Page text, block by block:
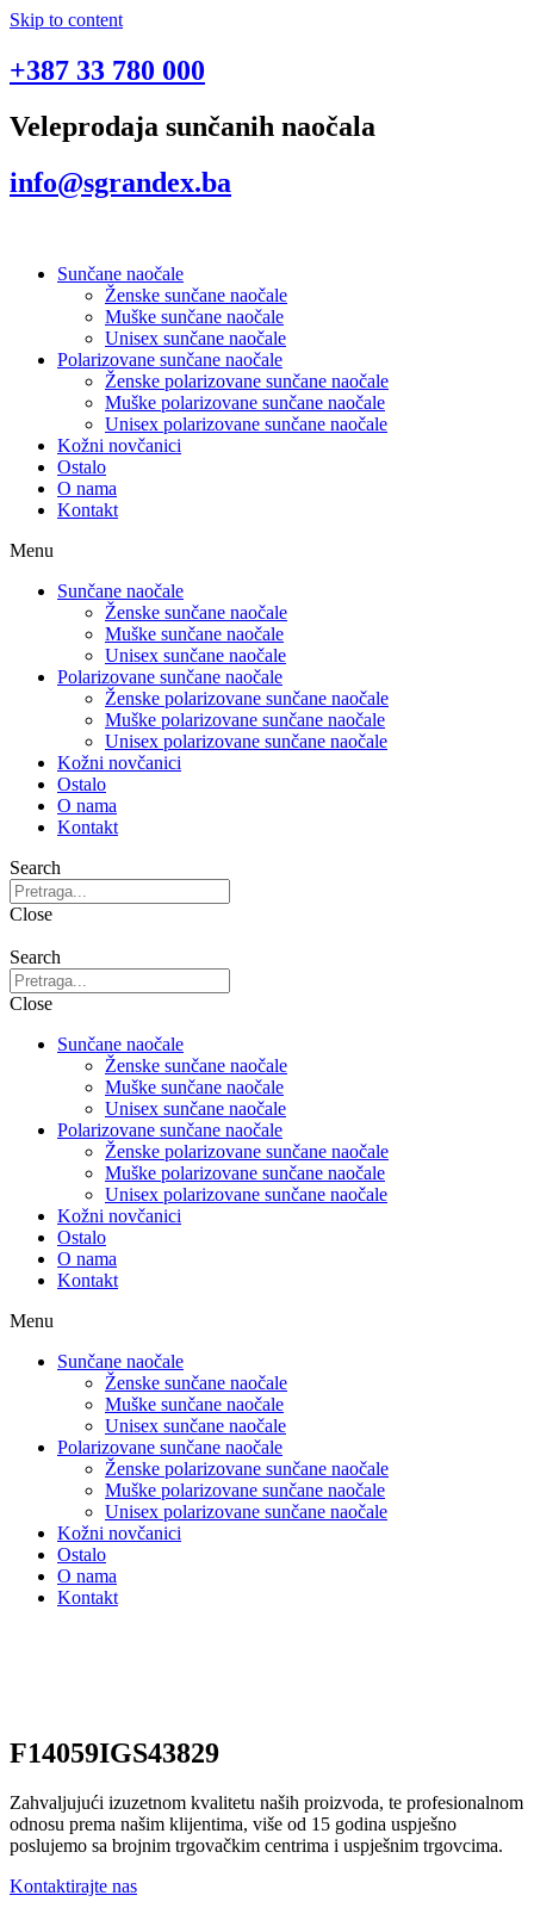
Skip to content
+387 33 780 000
Veleprodaja sunčanih naočala
info@sgrandex.ba
Sunčane naočale
Ženske sunčane naočale
Muške sunčane naočale
Unisex sunčane naočale
Polarizovane sunčane naočale
Ženske polarizovane sunčane naočale
Muške polarizovane sunčane naočale
Unisex polarizovane sunčane naočale
Kožni novčanici
Ostalo
O nama
Kontakt
Menu
Sunčane naočale
Ženske sunčane naočale
Muške sunčane naočale
Unisex sunčane naočale
Polarizovane sunčane naočale
Ženske polarizovane sunčane naočale
Muške polarizovane sunčane naočale
Unisex polarizovane sunčane naočale
Kožni novčanici
Ostalo
O nama
Kontakt
Search
Close
Search
Close
Sunčane naočale
Ženske sunčane naočale
Muške sunčane naočale
Unisex sunčane naočale
Polarizovane sunčane naočale
Ženske polarizovane sunčane naočale
Muške polarizovane sunčane naočale
Unisex polarizovane sunčane naočale
Kožni novčanici
Ostalo
O nama
Kontakt
Menu
Sunčane naočale
Ženske sunčane naočale
Muške sunčane naočale
Unisex sunčane naočale
Polarizovane sunčane naočale
Ženske polarizovane sunčane naočale
Muške polarizovane sunčane naočale
Unisex polarizovane sunčane naočale
Kožni novčanici
Ostalo
O nama
Kontakt
F14059IGS43829
Zahvaljujući izuzetnom kvalitetu naših proizvoda, te profesionalnom
odnosu prema našim klijentima, više od 15 godina uspješno
poslujemo sa brojnim trgovačkim centrima i uspješnim trgovcima.
Kontaktirajte nas